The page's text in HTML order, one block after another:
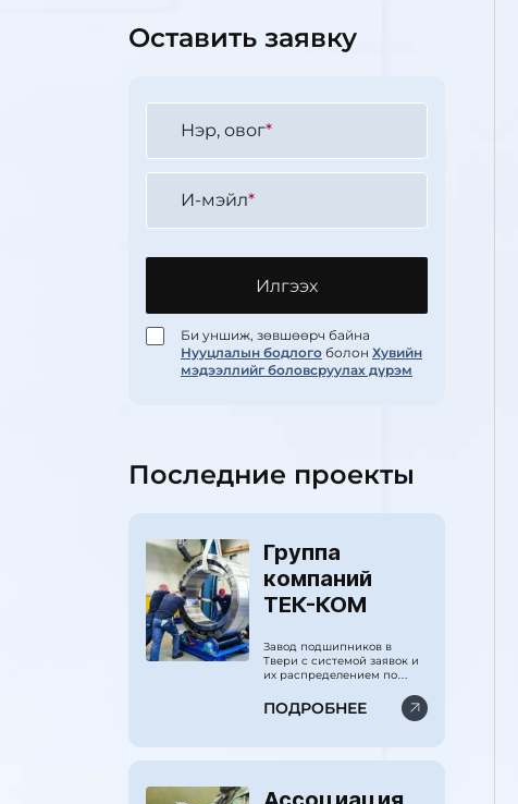
Оставить заявку
Нэр, овог*
И-мэйл*
Илгээх
Би уншиж, зөвшөөрч байна
Нууцлалын бодлого болон Хувийн
мэдээллийг боловсруулах дүрэм
Последние проекты
Группа
компаний
ТЕК-КОМ
Завод подшипников в
Твери с системой заявок и
их распределением по
ПОДРОБНЕЕ